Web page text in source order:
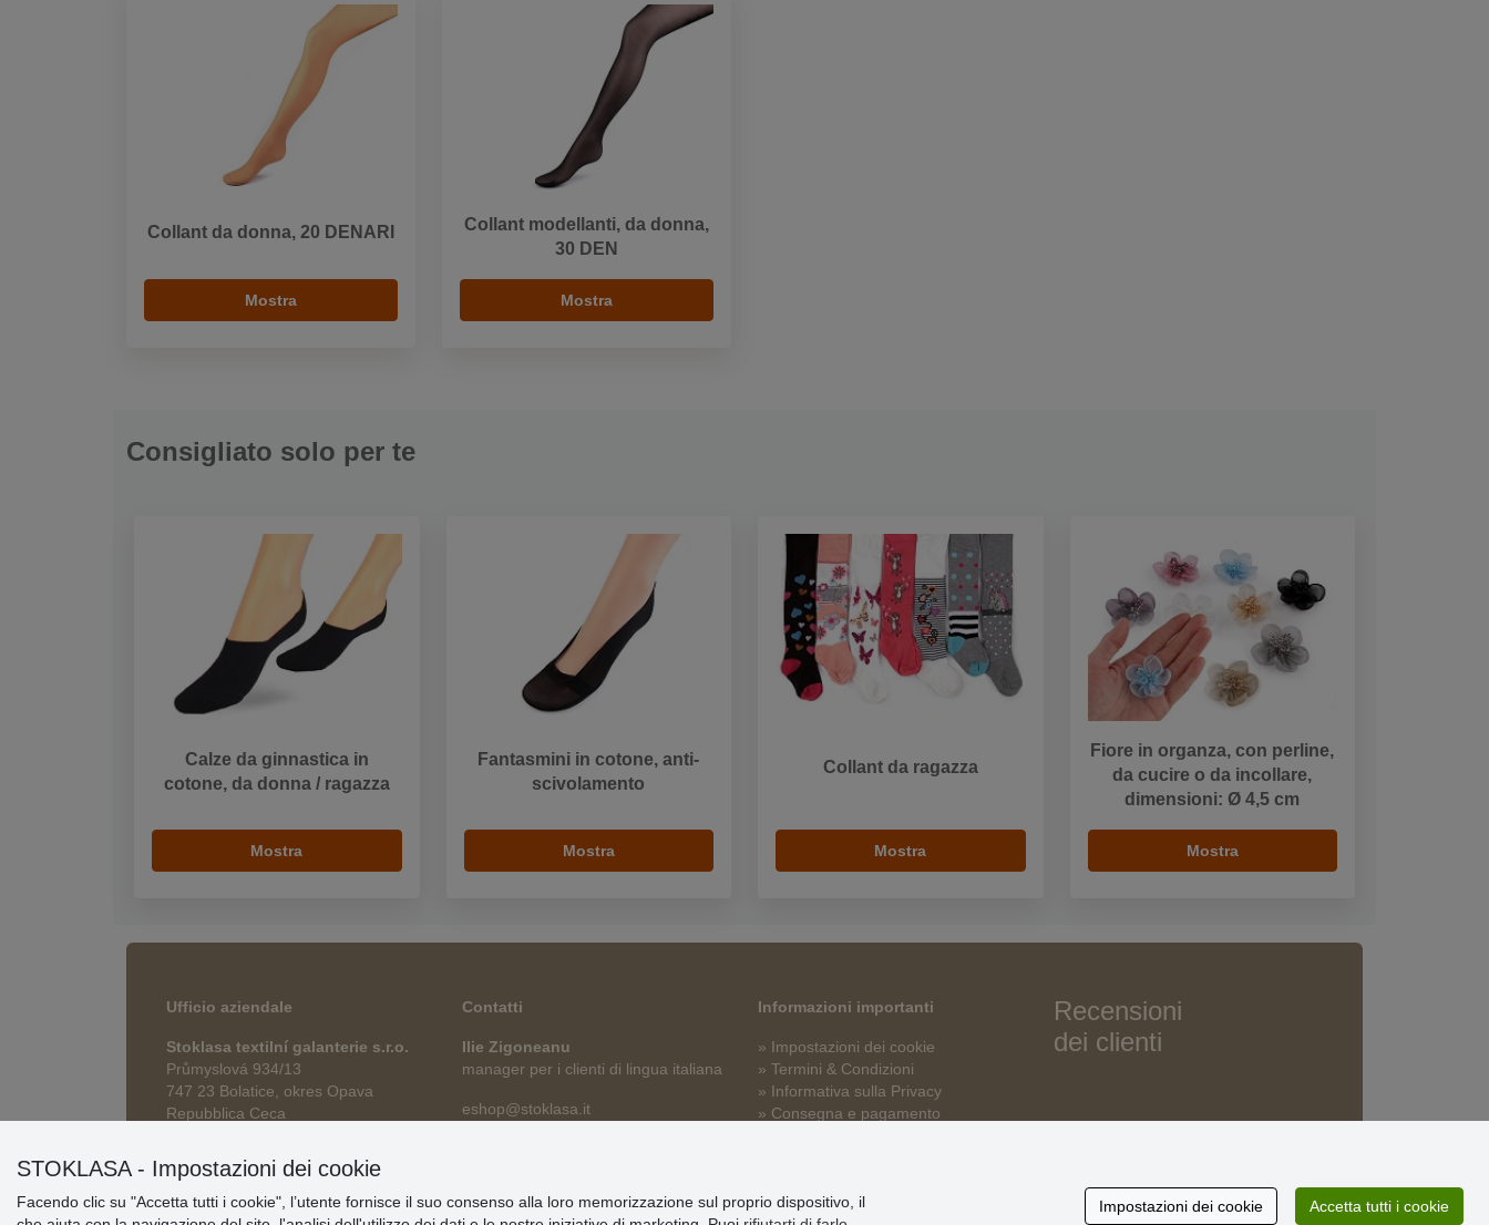
Collant da donna, 20 DENARI
Mostra
Collant modellanti, da donna,
30 DEN
Mostra
Consigliato solo per te
Calze da ginnastica in
cotone, da donna / ragazza
Mostra
Fantasmini in cotone, anti-
scivolamento
Mostra
Collant da ragazza
Mostra
Fiore in organza, con perline,
da cucire o da incollare,
dimensioni: Ø 4,5 cm
Mostra
Ufficio aziendale
Stoklasa textilní galanterie s.r.o.
Průmyslová 934/13
747 23 Bolatice, okres Opava
Repubblica Ceca
Contatti
Ilie Zigoneanu
manager per i clienti di lingua italiana
eshop@stoklasa.it
Informazioni importanti
» Impostazioni dei cookie
» Termini & Condizioni
» Informativa sulla Privacy
» Consegna e pagamento
Recensioni
dei clienti
STOKLASA - Impostazioni dei cookie
Facendo clic su "Accetta tutti i cookie", l’utente fornisce il suo consenso alla loro memorizzazione sul proprio dispositivo, il
Impostazioni dei cookie Accetta tutti i cookie